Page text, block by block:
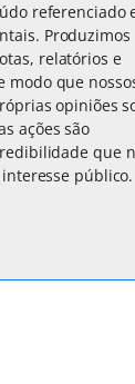
referenciado
Produzimos
relatórios e
modo que
opiniões
ações são
que
público.